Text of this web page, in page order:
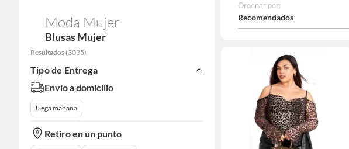
Moda Mujer
Blusas Mujer
Resultados (3035)
Tipo de Entrega
Envío a domicilio
Llega mañana
Retiro en un punto
Ordenar por:
Recomendados